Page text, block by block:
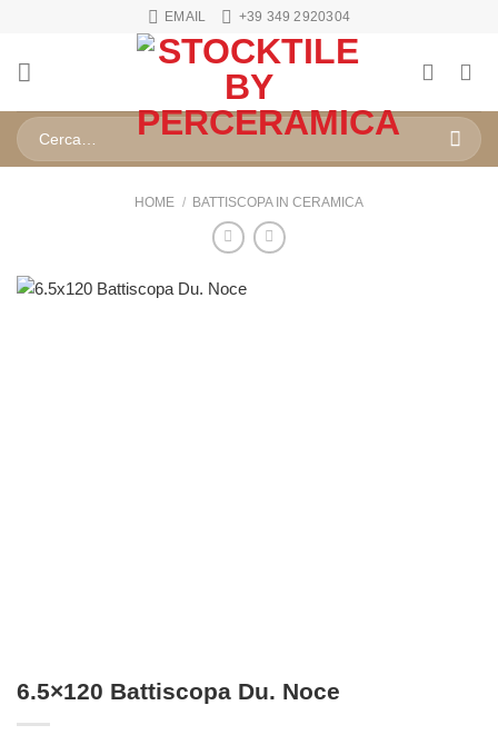
contenuti
EMAIL +39 349 2920304
Cerca:
HOME / BATTISCOPA IN CERAMICA
6.5×120 Battiscopa Du. Noce